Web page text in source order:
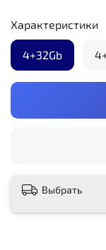
Характеристики
4+32Gb
Выбрать